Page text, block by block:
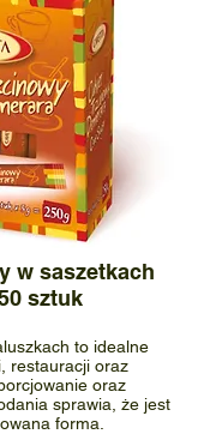
w saszetkach
sztuk
to idealne
restauracji oraz
oraz
sprawia, że jest
forma.